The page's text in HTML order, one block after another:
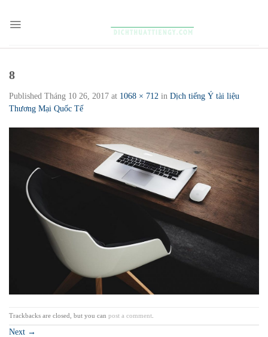
content
8
Published Tháng 10 26, 2017 at 1068 × 712 in Dịch tiếng Ý tài liệu
Thương Mại Quốc Tế
Trackbacks are closed, but you can post a comment
Next →